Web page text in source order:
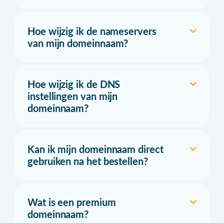
Hoe wijzig ik de nameservers
van mijn domeinnaam?
Hoe wijzig ik de DNS
instellingen van mijn
domeinnaam?
Kan ik mijn domeinnaam direct
gebruiken na het bestellen?
Wat is een premium
domeinnaam?